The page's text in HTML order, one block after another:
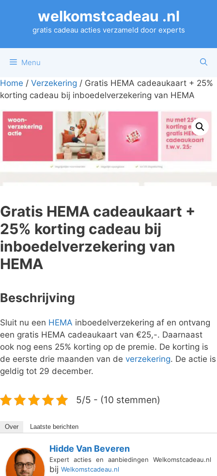
welkomstcadeau .nl
gratis cadeau acties verzameld door experts
Menu
Home / Verzekering / Gratis HEMA cadeaukaart + 25%
korting cadeau bij inboedelverzekering van HEMA
Gratis HEMA cadeaukaart +
25% korting cadeau bij
inboedelverzekering van
HEMA
Beschrijving
Sluit nu een HEMA inboedelverzekering af en ontvang
een gratis HEMA cadeaukaart van €25,-. Daarnaast
ook nog eens 25% korting op de premie. De korting is
de eerste drie maanden van de verzekering. De actie is
geldig tot 29 december.
5/5 - (10 stemmen)
Over Laatste berichten
Hidde Van Beveren
Expert acties en aanbiedingen Welkomstcadeau.nl
bij Welkomstcadeau.nl